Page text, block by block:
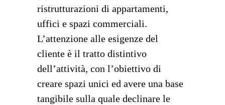
ristrutturazioni di appartamenti,
uffici e spazi commerciali.
L’attenzione alle esigenze del
cliente è il tratto distintivo
dell’attività, con l’obiettivo di
creare spazi unici ed avere una base
tangibile sulla quale declinare le